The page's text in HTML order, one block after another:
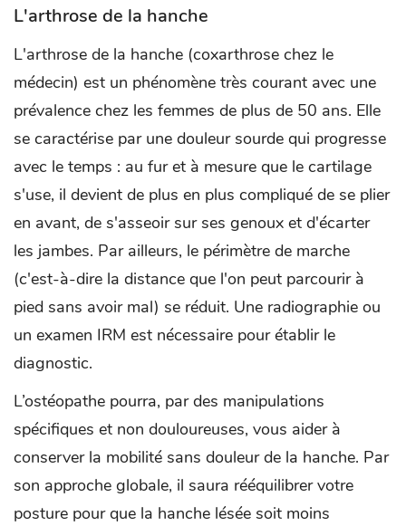
L'arthrose de la hanche
L'arthrose de la hanche (coxarthrose chez le
médecin) est un phénomène très courant avec une
prévalence chez les femmes de plus de 50 ans. Elle
se caractérise par une douleur sourde qui progresse
avec le temps : au fur et à mesure que le cartilage
s'use, il devient de plus en plus compliqué de se plier
en avant, de s'asseoir sur ses genoux et d'écarter
les jambes. Par ailleurs, le périmètre de marche
(c'est-à-dire la distance que l'on peut parcourir à
pied sans avoir mal) se réduit. Une radiographie ou
un examen IRM est nécessaire pour établir le
diagnostic.
L’ostéopathe pourra, par des manipulations
spécifiques et non douloureuses, vous aider à
conserver la mobilité sans douleur de la hanche. Par
son approche globale, il saura rééquilibrer votre
posture pour que la hanche lésée soit moins